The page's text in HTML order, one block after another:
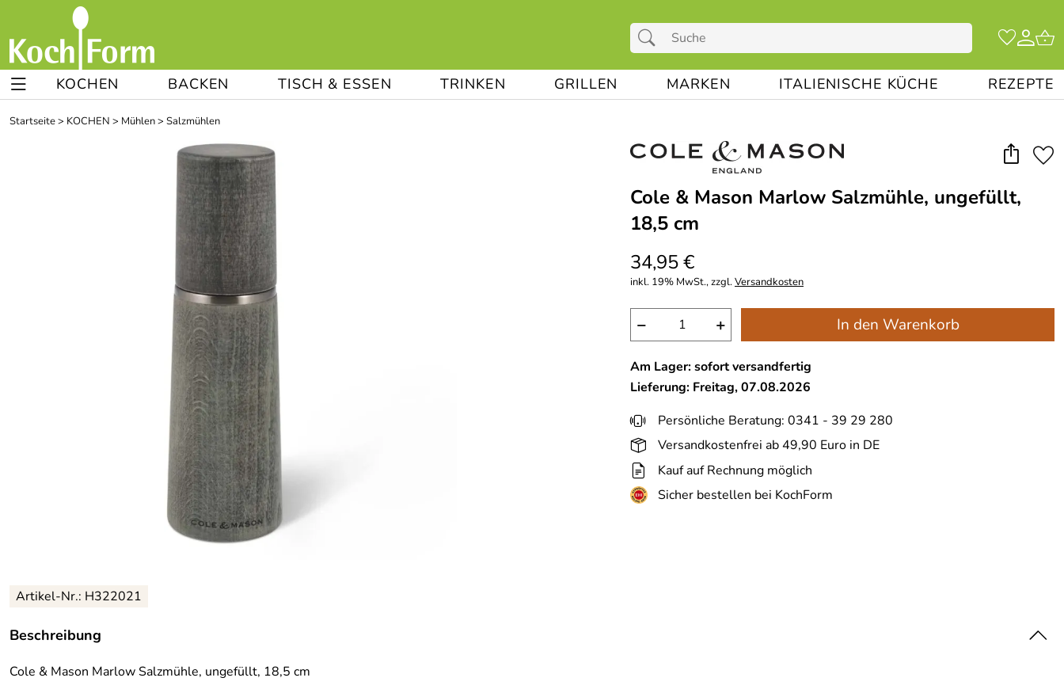
KOCHEN BACKEN TISCH & ESSEN TRINKEN GRILLEN MARKEN ITALIENISCHE KÜCHE REZEPTE
Startseite> KOCHEN > Mühlen> Salzmühlen
Cole & Mason Marlow Salzmühle, ungefüllt,
18,5 cm
34,95 €
inkl. 19% MwSt., zzgl.Versandkosten
− + In den Warenkorb
Am Lager: sofort versandfertig
Lieferung: Freitag, 07.08.2026
Persönliche Beratung: 0341 - 39 29 280
Versandkostenfrei ab 49,90 Euro in DE
Kauf auf Rechnung möglich
Sicher bestellen bei KochForm
Artikel-Nr.: H322021
Beschreibung
Cole & Mason Marlow Salzmühle, ungefüllt, 18,5 cm